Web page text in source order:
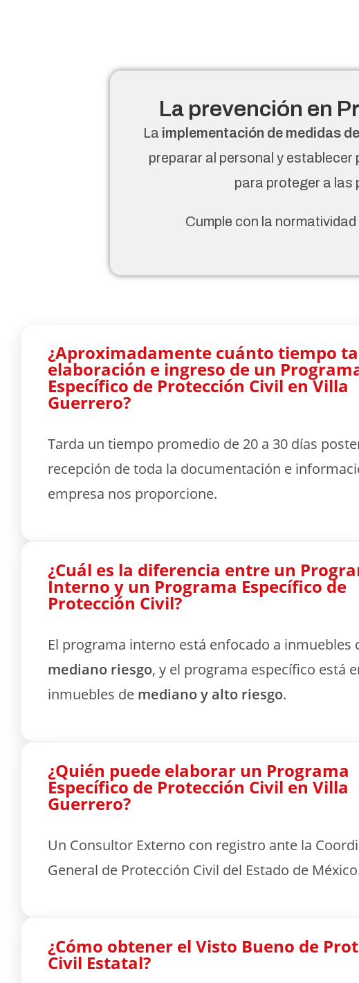
La prevención en
La implementación de medidas
preparar al personal y
para proteger a las
Cumple con la
¿Aproximadamente cuánto tiempo
elaboración e ingreso de un
Específico de Protección Civil en Villa
Guerrero?
Tarda un tiempo promedio de 20 a 30 días
recepción de toda la documentación e
empresa nos proporcione.
¿Cuál es la diferencia entre un
Interno y un Programa Específico de
Protección Civil?
El programa interno está enfocado a inmuebles
mediano riesgo, y el programa específico está
inmuebles de mediano y alto riesgo.
¿Quién puede elaborar un Programa
Específico de Protección Civil en Villa
Guerrero?
Un Consultor Externo con registro ante la
General de Protección Civil del Estado de
¿Cómo obtener el Visto Bueno de
Civil Estatal?